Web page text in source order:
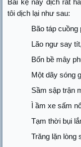
Bài kệ này dịch rất
tôi dịch lại như sau:
Bão táp cuồng
Lão ngư say
Bốn bề mây
Một dãy sóng
Sầm sập trận
Ì ầm xe sấm
Tạm thời bụi
Trăng lặn lòng